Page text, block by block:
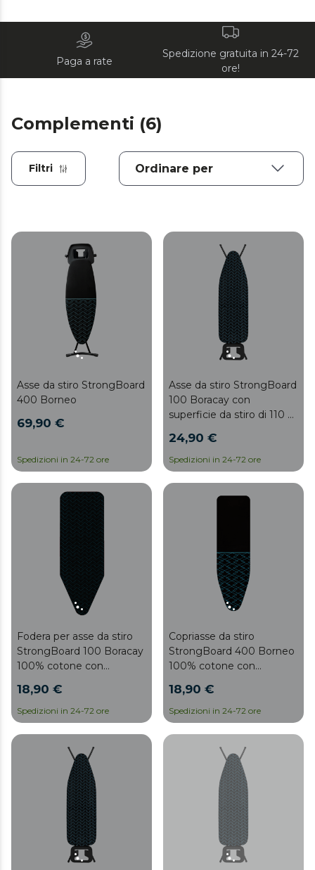
Paga a rate
Spedizione gratuita in 24-72
ore!
Complementi (6)
Filtri
Asse da stiro StrongBoard
400 Borneo
69,90 €
Spedizioni in 24-72 ore
Asse da stiro StrongBoard
100 Boracay con
superficie da stiro di 110 x
24,90 €
Spedizioni in 24-72 ore
Fodera per asse da stiro
StrongBoard 100 Boracay
100% cotone con
x 43 cm
18,90 €
Spedizioni in 24-72 ore
Copriasse da stiro
StrongBoard 400 Borneo
100% cotone con
x 55 cm.
18,90 €
Spedizioni in 24-72 ore